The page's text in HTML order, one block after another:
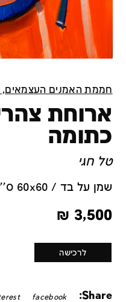
חממת האמנים
ארוחת
כתומה
טל חגי
שמן על בד / 60x60 ס''מ
3,500
₪
לרכישה
Share:
facebook